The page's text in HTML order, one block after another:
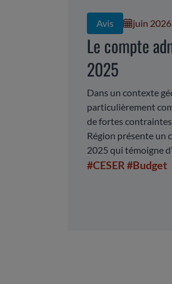
Avis juin 2026
Le compte
2025
Dans un contexte
particulièrement
de fortes
Région présente un
2025 qui témoigne
maîtrisée. Malgré la
maintient un niveau
#CESER#Budget